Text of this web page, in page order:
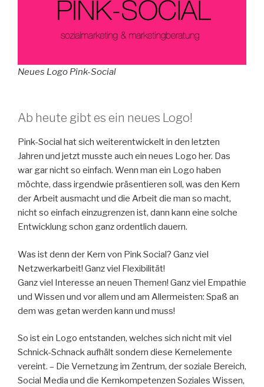
Neues Logo Pink-Social
Ab heute gibt es ein neues Logo!
Pink-Social hat sich weiterentwickelt in den letzten
Jahren und jetzt musste auch ein neues Logo her. Das
war gar nicht so einfach. Wenn man ein Logo haben
möchte, dass irgendwie präsentieren soll, was den Kern
der Arbeit ausmacht und die Arbeit die man so macht,
nicht so einfach einzugrenzen ist, dann kann eine solche
Entwicklung schon ganz ordentlich dauern.
Was ist denn der Kern von Pink Social? Ganz viel
Netzwerkarbeit! Ganz viel Flexibilität!
Ganz viel Interesse an neuen Themen! Ganz viel Empathie
und Wissen und vor allem und am Allermeisten: Spaß an
dem was getan werden kann und muss!
So ist ein Logo entstanden, welches sich nicht mit viel
Schnick-Schnack aufhält sondern diese Kernelemente
vereint. – Die Vernetzung im Zentrum, der soziale Bereich,
Social Media und die Kernkompetenzen Soziales Wissen,